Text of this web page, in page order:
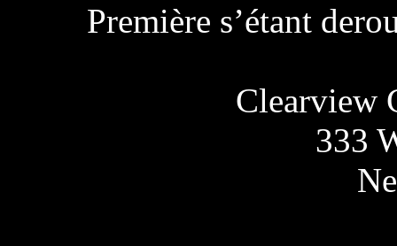
Première s’étant
Clearview
333